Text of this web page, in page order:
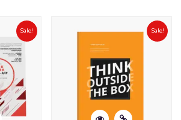
Sale! Sale!